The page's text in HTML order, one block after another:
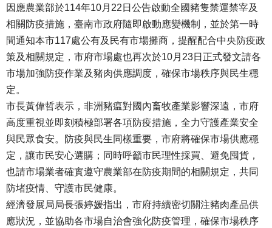
因應農業部於114年10月22日公告啟動全國豬隻禁運禁宰及
相關防疫措施，臺南市政府隨即啟動應變機制，並於第一時
間通知本市117處公有及民有市場攤商，提醒配合中央防疫政
策及相關規定，市府市場處也再次於10月23日正式發文請各
市場加強防疫作業及豬肉供應調度，確保市場秩序與民生穩
定。
市長黃偉哲表示，非洲豬瘟對國內畜牧產業影響深遠，市府
高度重視並即刻積極部署各項防疫措施，全力守護產業安全
與民眾食安。防疫與民生同樣重要，市府將確保市場供應穩
定，讓市民安心選購；同時呼籲市民理性採買、避免囤貨，
也請市場業者確實遵守農業部在防疫期間的相關規定，共同
防堵疫情、守護市民健康。
經濟發展局局長張婷媛指出，市府持續密切關注豬肉產品供
應狀況，並協助各市場自治會強化防疫管理，確保市場秩序